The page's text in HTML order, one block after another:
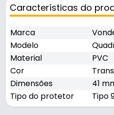
Características do
Marca
Modelo
Material
PVC
Cor
Dimensões
41
Tipo do protetor
Tipo